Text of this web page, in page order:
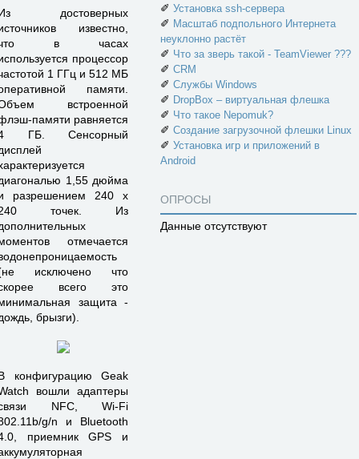
достоверных
известно,
в часах
процессор
1 ГГц и 512 МБ
памяти.
встроенной
памяти равняется
ГБ. Сенсорный
1,55 дюйма
разрешением 240 х
точек. Из
отмечается
исключено что
всего это
защита -
брызги).
конфигурацию Geak
вошли адаптеры
NFC, Wi-Fi
g/n и Bluetooth
приемник GPS и
✐ Установка ssh-сервера
✐ Масштаб подпольного Интернета
неуклонно растёт
✐ Что за зверь такой - TeamViewer ???
✐ CRM
✐ Службы Windows
✐ DropBox – виртуальная флешка
✐ Что такое Nepomuk?
✐ Создание загрузочной флешки Linux
✐ Установка игр и приложений в
Android
ОПРОСЫ
Данные отсутствуют